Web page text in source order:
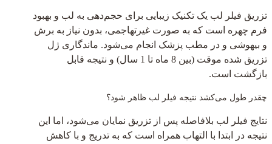
تزریق فیلر لب یک تکنیک زیبایی برای حجم‌دهی به لب و بهبود
فرم چهره است که به صورت غیر‌تهاجمی، بدون نیاز به برش
و بیهوشی و در مطب پزشک انجام می‌شود. ماندگاری ژل
تزریق شده موقت (بین 8 ماه تا 1 سال) و نتیجه قابل
بازگشت است.
چقدر طول می‌کشد نتیجه فیلر لب ظاهر شود؟
نتایج فیلر لب بلافاصله پس از تزریق نمایان می‌شود، اما این
نتیجه در ابتدا با التهاب همراه است که به تدریج و با کاهش